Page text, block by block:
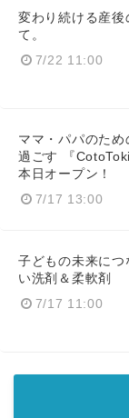
変わり続ける産後
て。
7/22 11:00
ママ・パパのた
過ごす 『
本日オープン！
7/17 13:00
子どもの未来につ
い洗剤＆柔軟剤
7/17 11:00